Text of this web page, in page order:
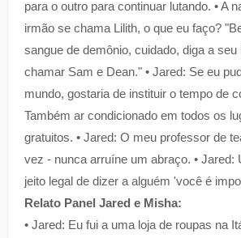
para o outro para continuar lutando. • A
irmão se chama Lilith, o que eu faço?
sangue de demônio, cuidado, diga a seu
chamar Sam e Dean." • Jared: Se eu
mundo, gostaria de instituir o tempo de
Também ar condicionado em todos os
gratuitos. • Jared: O meu professor de
vez - nunca arruíne um abraço. • Jared:
jeito legal de dizer a alguém 'você é
Relato Panel Jared e Misha:
• Jared: Eu fui a uma loja de roupas na